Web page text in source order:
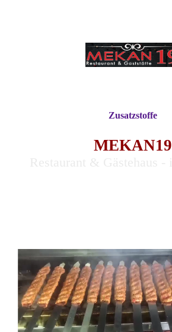
MEKAN19
Zusatzstoffe